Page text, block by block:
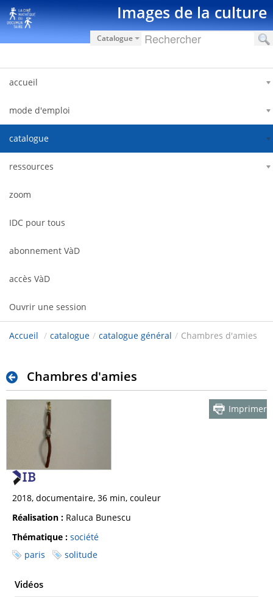
Saut au contenu Images de la culture
Catalogue
accueil
mode d'emploi
catalogue
ressources
zoom
IDC pour tous
abonnement VàD
accès VàD
Ouvrir une session
Accueil / catalogue / catalogue général / Chambres d'amies
Chambres d'amies
Imprimer
2018, documentaire, 36 min, couleur
Réalisation : Raluca Bunescu
Thématique : société
paris
solitude
Vidéos